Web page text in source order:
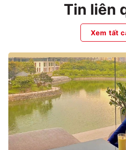
Tin liên
Xem tất